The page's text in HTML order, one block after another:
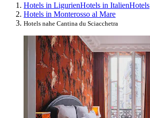
Hotels in LigurienHotels in ItalienHotels
Hotels in Monterosso al Mare
Hotels nahe Cantina du Sciacchetra